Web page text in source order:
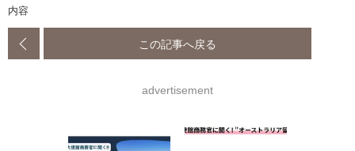
内容
この記事へ戻る
advertisement